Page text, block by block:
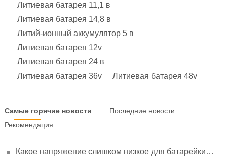
Литиевая батарея 11,1 в
Литиевая батарея 14,8 в
Литий-ионный аккумулятор 5 в
Литиевая батарея 12v
Литиевая батарея 24 в
Литиевая батарея 36v
Литиевая батарея 48v
Самые горячие новости
Последние новости
Рекомендация
Какое напряжение слишком низкое для батарейки